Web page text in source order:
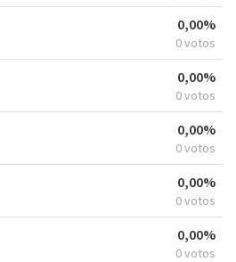
0,00%
0 votos
0,00%
0 votos
0,00%
0 votos
0,00%
0 votos
0,00%
0 votos